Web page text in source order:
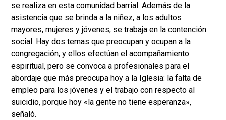
se realiza en esta comunidad barrial. Además de la
asistencia que se brinda a la niñez, a los adultos
mayores, mujeres y jóvenes, se trabaja en la contención
social. Hay dos temas que preocupan y ocupan a la
congregación, y ellos efectúan el acompañamiento
espiritual, pero se convoca a profesionales para el
abordaje que más preocupa hoy a la Iglesia: la falta de
empleo para los jóvenes y el trabajo con respecto al
suicidio, porque hoy «la gente no tiene esperanza»,
señaló.